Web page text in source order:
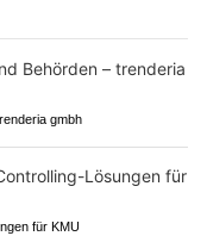
gmbh
für KMU